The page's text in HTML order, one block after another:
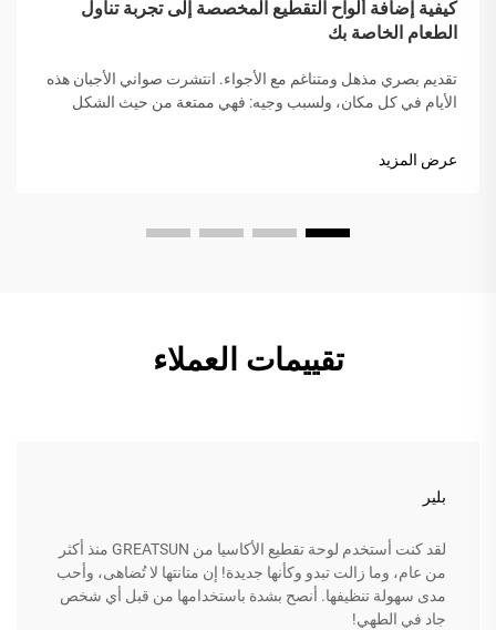
كيفية إضافة ألواح التقطيع المخصصة إلى تجربة تناول
الطعام الخاصة بك
تقديم بصري مذهل ومتناغم مع الأجواء. انتشرت صواني الأجبان هذه
الأيام في كل مكان، ولسبب وجيه: فهي ممتعة من حيث الشكل
رخامية، يشعر الطاولة بأكملها فورًا بجو أكثر دفئًا...
عرض المزيد
تقييمات العملاء
بلير
لقد كنت أستخدم لوحة تقطيع الأكاسيا من GREATSUN منذ أكثر
من عام، وما زالت تبدو وكأنها جديدة! إن متانتها لا تُضاهى، وأحب
مدى سهولة تنظيفها. أنصح بشدة باستخدامها من قبل أي شخص
جاد في الطهي!